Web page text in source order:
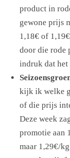
product in
gewone prijs
1,18€ of
door die rode
indruk dat het
kijk ik welke
of die prijs
Deze week
promotie aan
maar 1,29€/